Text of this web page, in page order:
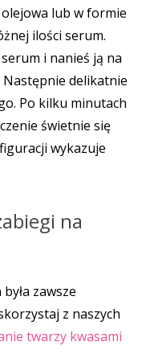
lub w formie
ilości serum.
i nanieś ją na
delikatnie
Po kilku minutach
świetnie się
wykazuje
na
zawsze
z naszych
twarzy kwasami